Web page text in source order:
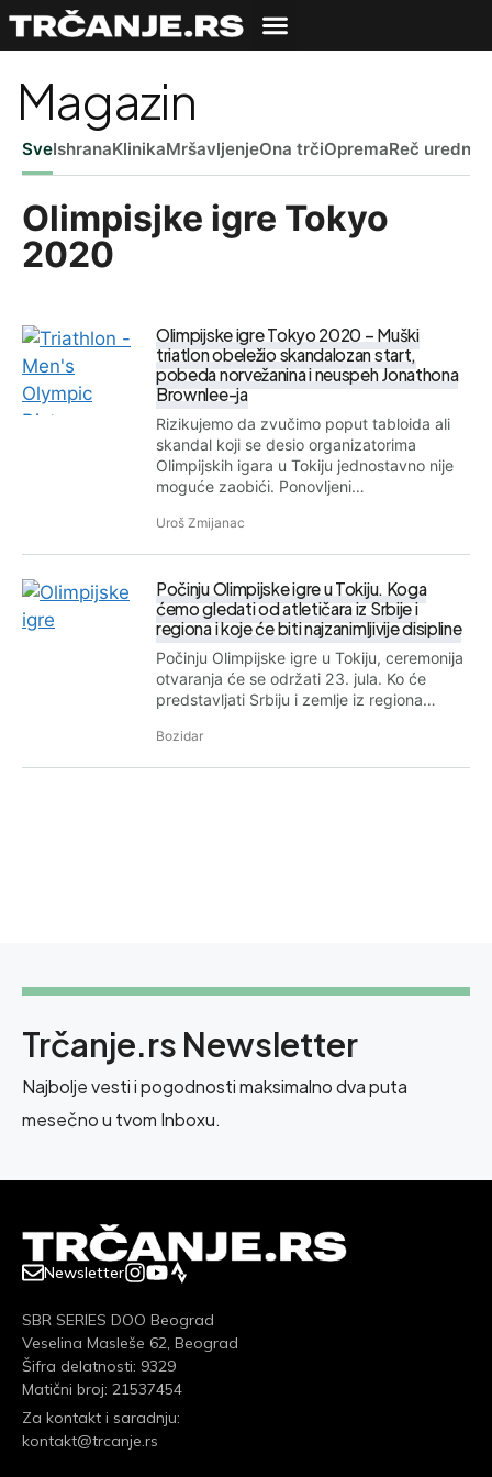
Magazin
SveIshranaKlinikaMršavljenjeOna trčiOpremaReč
Olimpisjke igre Tokyo
2020
Olimpijske igre Tokyo 2020 – Muški
triatlon obeležio skandalozan start,
pobeda norvežanina i neuspeh Jonathona
Brownlee-ja
Rizikujemo da zvučimo poput tabloida ali
skandal koji se desio organizatorima
Olimpijskih igara u Tokiju jednostavno nije
moguće zaobići. Ponovljeni…
Uroš Zmijanac
Počinju Olimpijske igre u Tokiju. Koga
ćemo gledati od atletičara iz Srbije i
regiona i koje će biti najzanimljivije disipline
Počinju Olimpijske igre u Tokiju, ceremonija
otvaranja će se održati 23. jula. Ko će
predstavljati Srbiju i zemlje iz regiona…
Bozidar
Trčanje.rs Newsletter
Najbolje vesti i pogodnosti maksimalno dva puta
mesečno u tvom Inboxu.
Newsletter
SBR SERIES DOO Beograd
Veselina Masleše 62, Beograd
Šifra delatnosti: 9329
Matični broj: 21537454
Za kontakt i saradnju:
kontakt@trcanje.rs